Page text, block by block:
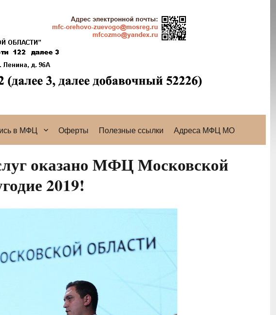
в МФЦ Оферты Полезные ссылки Адреса МФЦ МО
оказано МФЦ Московской
2019!